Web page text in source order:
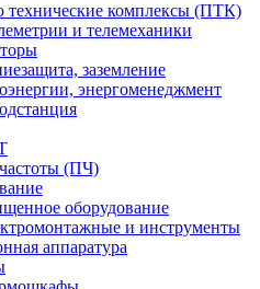
технические комплексы (ПТК)
и телемеханики
заземление
энергоменеджмент
(ПЧ)
оборудование
и инструменты
аппаратура